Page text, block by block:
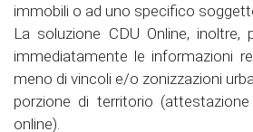
immobili o ad uno specifico
La soluzione CDU Online,
immediatamente le informazioni
meno di vincoli e/o zonizzazioni
porzione di territorio
online).